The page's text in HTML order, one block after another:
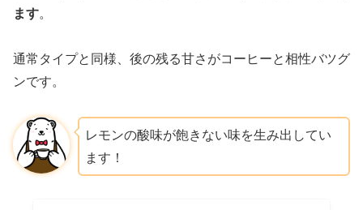
ます。
通常タイプと同様、後の残る甘さがコーヒーと相性バツグ
ンです。
レモンの酸味が飽きない味を生み出してい
ます！